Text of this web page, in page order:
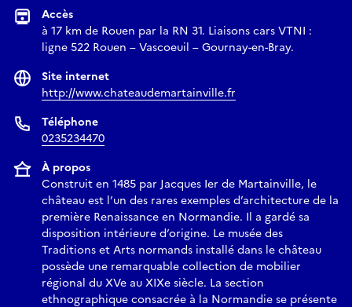
Accès
à 17 km de Rouen par la RN 31. Liaisons cars VTNI :
ligne 522 Rouen – Vascoeuil – Gournay-en-Bray.
Site internet
http://www.chateaudemartainville.fr
Téléphone
0235234470
À propos
Construit en 1485 par Jacques Ier de Martainville, le
château est l’un des rares exemples d’architecture de la
première Renaissance en Normandie. Il a gardé sa
disposition intérieure d’origine. Le musée des
Traditions et Arts normands installé dans le château
possède une remarquable collection de mobilier
régional du XVe au XIXe siècle. La section
ethnographique consacrée à la Normandie se présente